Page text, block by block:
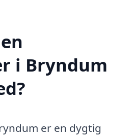
i Bryndum
er en dygtig